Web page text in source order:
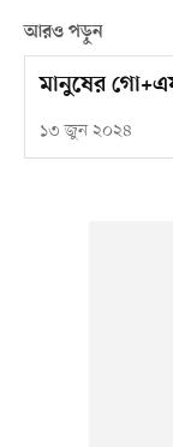
আরও পড়ুন
মানুষের
১৩ জুন ২০২৪